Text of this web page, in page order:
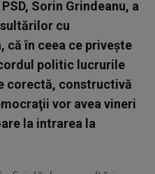
Sorin Grindeanu, a
cu
că în ceea ce priveşte
politic lucrurile
corectă, constructivă
vor avea vineri
la intrarea la